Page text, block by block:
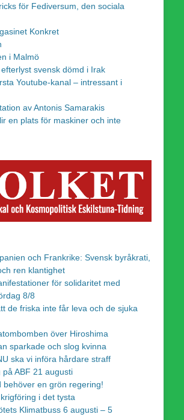
för Fediversum, den sociala
Konkret
i Malmö
svensk dömd i Irak
Youtube-kanal – intressant i
av Antonis Samarakis
en plats för maskiner och inte
och Frankrike: Svensk byråkrati,
ren klantighet
för solidaritet med
8/8
de friska inte får leva och de sjuka
över Hiroshima
sparkade och slog kvinna
ska vi införa hårdare straff
på ABF 21 augusti
behöver en grön regering!
i det tysta
Klimatbuss 6 augusti – 5